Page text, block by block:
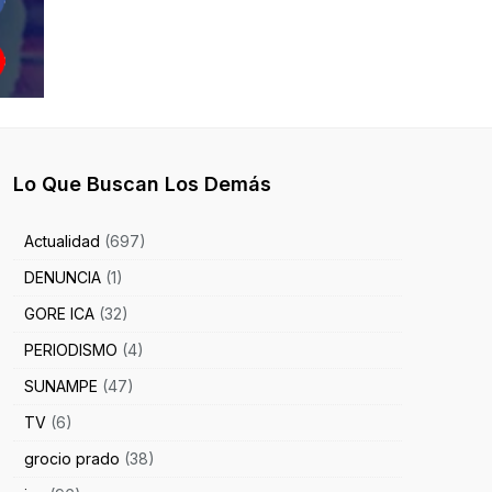
Lo Que Buscan Los Demás
Actualidad (697)
DENUNCIA (1)
GORE ICA (32)
PERIODISMO (4)
SUNAMPE (47)
TV (6)
grocio prado (38)